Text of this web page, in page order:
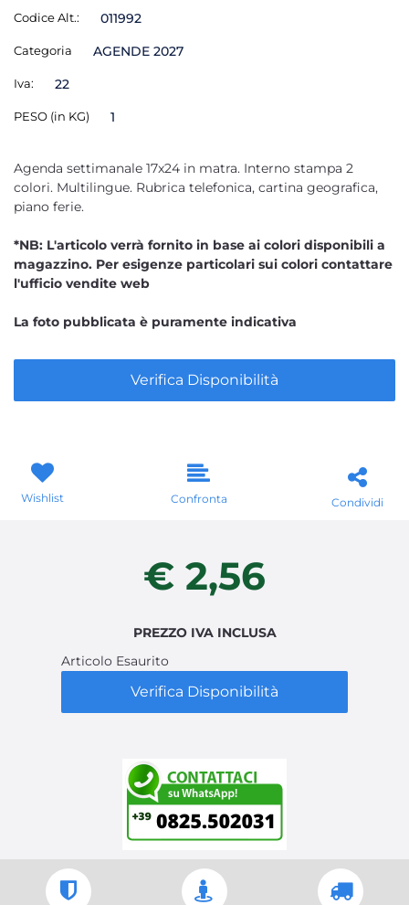
Codice Alt.: 011992
Categoria AGENDE 2027
Iva: 22
PESO (in KG) 1
Agenda settimanale 17x24 in matra. Interno stampa 2
colori. Multilingue. Rubrica telefonica, cartina geografica,
piano ferie.
*NB: L'articolo verrà fornito in base ai colori disponibili a
magazzino. Per esigenze particolari sui colori contattare
l'ufficio vendite web
La foto pubblicata è puramente indicativa
Verifica Disponibilità
Wishlist Confronta Condividi
€ 2,56
PREZZO IVA INCLUSA
Articolo Esaurito
Verifica Disponibilità